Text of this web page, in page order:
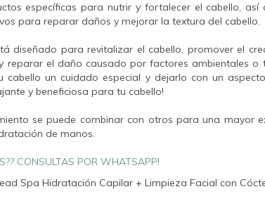
específicas para nutrir y fortalecer el cabello,
para reparar daños y mejorar la textura del cabello.
diseñado para revitalizar el cabello, promover el
reparar el daño causado por factores ambientales o
un cuidado especial y dejarlo con un aspecto
y beneficiosa para tu cabello!
se puede combinar con otros para una mayor
de manos.
CONSULTAS POR WHATSAPP!
Spa Hidratación Capilar + Limpieza Facial con